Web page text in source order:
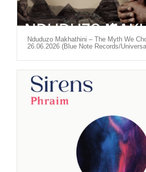
Nduduzo Makhathini – The Myth We
26.06.2026 (Blue Note Records/